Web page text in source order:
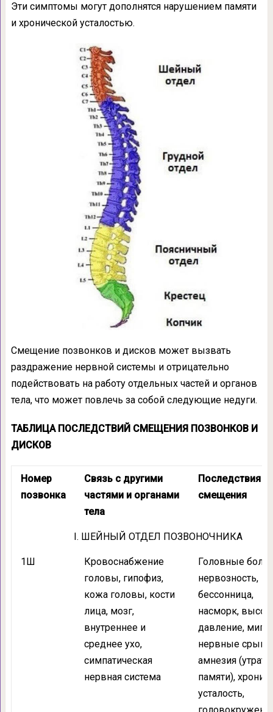
Эти симптомы могут дополнятся нарушением памяти
и хронической усталостью.
Смещение позвонков и дисков может вызвать
раздражение нервной системы и отрицательно
подействовать на работу отдельных частей и органов
тела, что может повлечь за собой следующие недуги.
ТАБЛИЦА ПОСЛЕДСТВИЙ СМЕЩЕНИЯ ПОЗВОНКОВ И
ДИСКОВ
Номер
позвонка
Связь с другими
частями и органами
тела
Последствия
смещения
I. ШЕЙНЫЙ ОТДЕЛ ПОЗВОНОЧНИКА
1Ш
Кровоснабжение
головы, гипофиз,
кожа головы, кости
лица, мозг,
внутреннее и
среднее ухо,
симпатическая
нервная система
Головные боли,
нервозность,
бессонница,
насморк,
давление,
нервные
амнезия (утрата
памяти),
усталость,